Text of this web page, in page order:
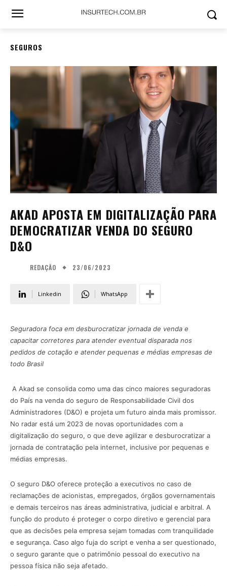
SEGUROS
AKAD APOSTA EM DIGITALIZAÇÃO PARA
DEMOCRATIZAR VENDA DO SEGURO
D&O
REDAÇÃO 23/06/2023
Linkedin WhatsApp
Seguradora foca em desburocratizar jornada de venda e
capacitar corretores para atender eventual disparada nos
pedidos de cotação e atender pequenas e médias empresas de
todo Brasil
A Akad se consolida como uma das cinco maiores seguradoras
do País na venda do seguro de Responsabilidade Civil dos
Administradores (D&O) e projeta um futuro ainda mais promissor.
No radar está um 2023 de novas oportunidades com a
digitalização do seguro, o que deve agilizar e desburocratizar a
jornada de contratação pela internet, inclusive por pequenas e
médias empresas.
O seguro D&O oferece proteção a executivos no caso de
reclamações de acionistas, empregados, órgãos governamentais
e demais terceiros nas áreas administrativa, judicial e arbitral. A
função do produto é proteger o corpo diretivo e gerencial para
que as decisões pela empresa sejam tomadas com tranquilidade
e segurança. Caso algo fuja do script e venha a ser questionado,
o seguro garante que o patrimônio pessoal do executivo na
pessoa física não seja afetado.